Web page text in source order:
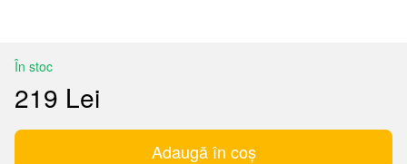
În stoc
219 Lei
Adaugă în coș